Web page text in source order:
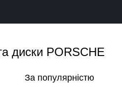
диски PORSCHE
За популярністю